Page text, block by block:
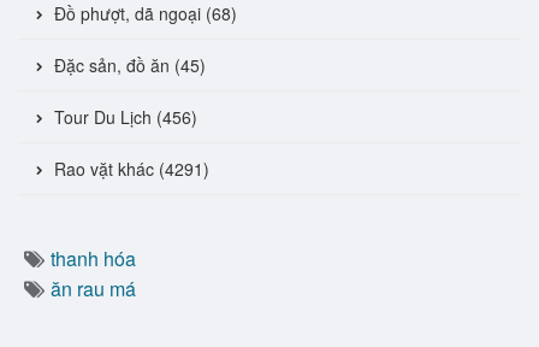
Đồ phượt, dã ngoại (68)
Đặc sản, đồ ăn (45)
Tour Du Lịch (456)
Rao vặt khác (4291)
thanh hóa
ăn rau má